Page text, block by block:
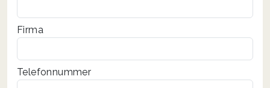
Firma
Telefonnummer